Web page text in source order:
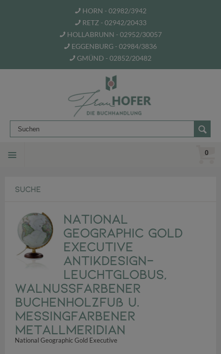
HORN - 02982/3942
RETZ - 02942/20433
HOLLABRUNN - 02952/30057
EGGENBURG - 02984/3836
GMÜND - 02852/20482
0
SUCHE
National
Geographic Gold
Executive
Antikdesign-
Leuchtglobus,
walnussfarbener
Buchenholzfuß u.
messingfarbener
Metallmeridian
National Geographic Gold Executive